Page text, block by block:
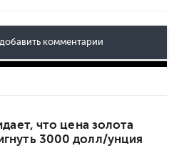
комментарии
что цена золота
3000 долл/унция